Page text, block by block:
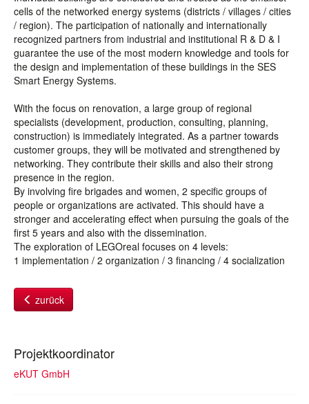
cells of the networked energy systems (districts / villages / cities
/ region). The participation of nationally and internationally
recognized partners from industrial and institutional R & D & I
guarantee the use of the most modern knowledge and tools for
the design and implementation of these buildings in the SES
Smart Energy Systems.
With the focus on renovation, a large group of regional
specialists (development, production, consulting, planning,
construction) is immediately integrated. As a partner towards
customer groups, they will be motivated and strengthened by
networking. They contribute their skills and also their strong
presence in the region.
By involving fire brigades and women, 2 specific groups of
people or organizations are activated. This should have a
stronger and accelerating effect when pursuing the goals of the
first 5 years and also with the dissemination.
The exploration of LEGOreal focuses on 4 levels:
1 implementation / 2 organization / 3 financing / 4 socialization
zurück
Projektkoordinator
eKUT GmbH